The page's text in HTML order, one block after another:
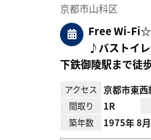
京都市山科区
Free Wi-Fi☆
♪バストイ
下鉄御陵駅まで徒
アクセス 京都市東
間取り 1R
築年数 1975年 8